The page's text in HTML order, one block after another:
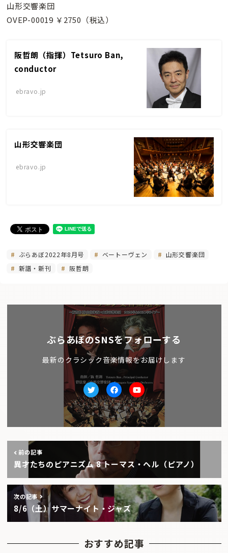
山形交響楽団
OVEP-00019 ￥2750（税込）
阪哲朗（指揮）Tetsuro Ban,
conductor
ebravo.jp
山形交響楽団
ebravo.jp
ぶらあぼ2022年8月号 ベートーヴェン
山形交響楽団
新譜・新刊
阪哲朗
ぶらあぼのSNSをフォローする
最新のクラシック音楽情報をお届けします
TwitterfacebookYoutube
前の記事
異才たちのピアニズム 8 トーマス・ヘル（ピアノ）
次の記事
8/6（土）サマーナイト・ジャズ
おすすめ記事